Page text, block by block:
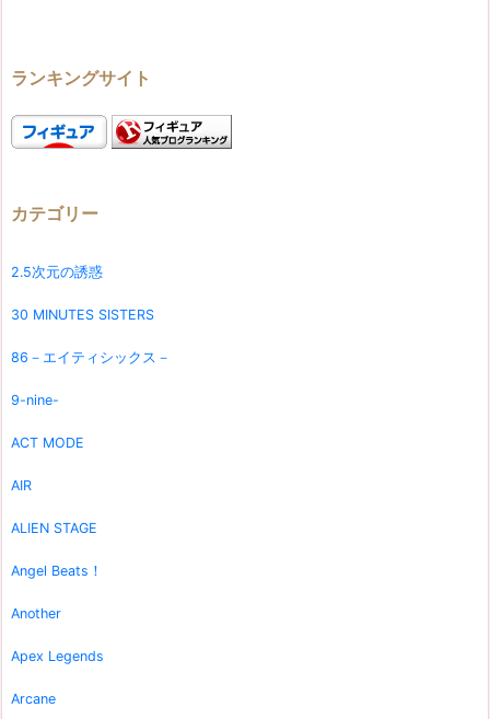
ランキングサイト
カテゴリー
2.5次元の誘惑
30 MINUTES SISTERS
86－エイティシックス－
9-nine-
ACT MODE
AIR
ALIEN STAGE
Angel Beats！
Another
Apex Legends
Arcane